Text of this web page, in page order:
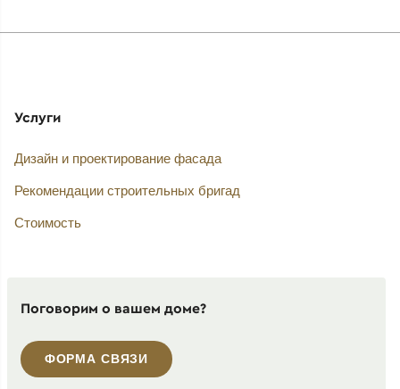
Услуги
Дизайн и проектирование фасада
Рекомендации строительных бригад
Стоимость
Поговорим о вашем доме?
ФОРМА СВЯЗИ